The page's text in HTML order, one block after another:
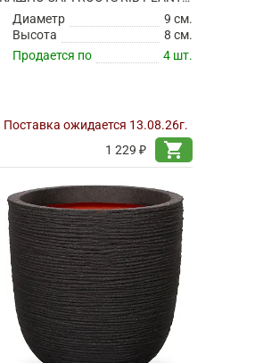
Диаметр
9 см.
Высота
8 см.
Продается по
4 шт.
Поставка ожидается 13.08.26г.
1 229 ₽
shopping_cart